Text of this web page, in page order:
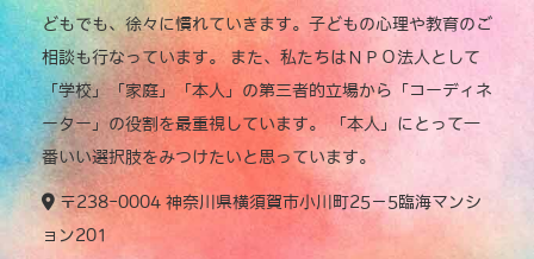
どもでも、徐々に慣れていきます。子どもの心理や教育のご
相談も行なっています。 また、私たちはＮＰＯ法人として
「学校」「家庭」「本人」の第三者的立場から「コーディネ
ーター」の役割を最重視しています。 「本人」にとって一
番いい選択肢をみつけたいと思っています。
〒238-0004 神奈川県横須賀市小川町25－5臨海マンシ
ョン201